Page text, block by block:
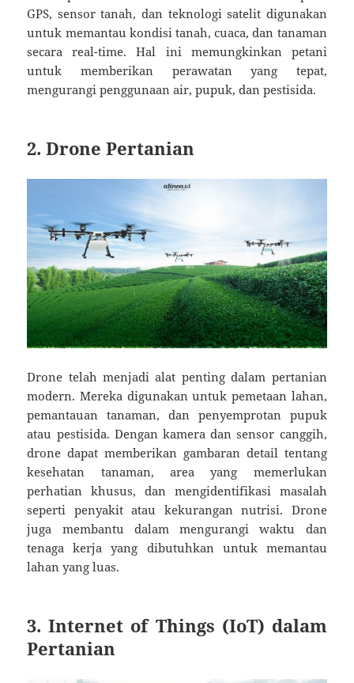
GPS, sensor tanah, dan teknologi satelit digunakan
untuk memantau kondisi tanah, cuaca, dan tanaman
secara real-time. Hal ini memungkinkan petani
untuk memberikan perawatan yang tepat,
mengurangi penggunaan air, pupuk, dan pestisida.
2. Drone Pertanian
Drone telah menjadi alat penting dalam pertanian
modern. Mereka digunakan untuk pemetaan lahan,
pemantauan tanaman, dan penyemprotan pupuk
atau pestisida. Dengan kamera dan sensor canggih,
drone dapat memberikan gambaran detail tentang
kesehatan tanaman, area yang memerlukan
perhatian khusus, dan mengidentifikasi masalah
seperti penyakit atau kekurangan nutrisi. Drone
juga membantu dalam mengurangi waktu dan
tenaga kerja yang dibutuhkan untuk memantau
lahan yang luas.
3. Internet of Things (IoT) dalam
Pertanian